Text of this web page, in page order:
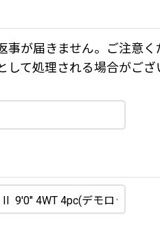
が届きません。ご注意く
して処理される場合がご